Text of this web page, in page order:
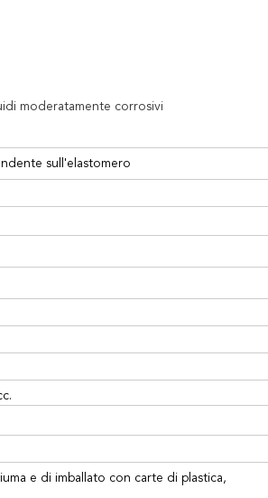
moderatamente corrosivi
sull'elastomero
e di imballato con carte di plastica,